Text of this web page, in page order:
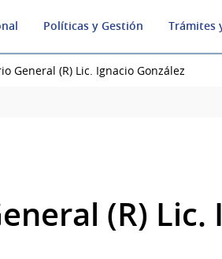
Políticas y Gestión Trámites
General (R) Lic. Ignacio González
(R) Lic.